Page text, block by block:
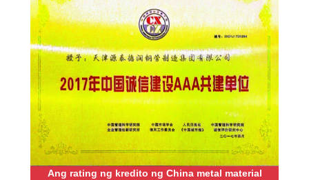
Ang rating ng kredito ng China metal material